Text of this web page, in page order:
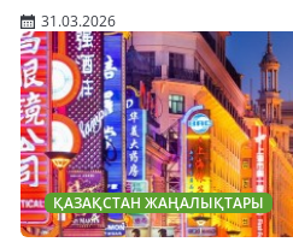
31.03.2026
ҚАЗАҚСТАН ЖАҢАЛЫҚТАРЫ